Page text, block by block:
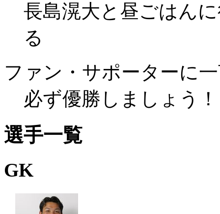
長島滉大と昼ごはん
る
ファン・サポーターに
必ず優勝しましょう！
選手一覧
GK